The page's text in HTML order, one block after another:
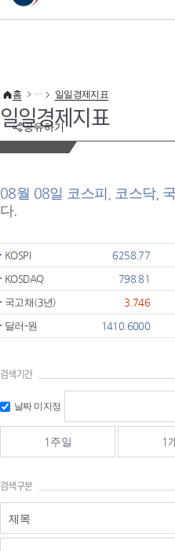
이 누리집은 대한민국 공식 전자정부 누리집
공유하기
홈 일일경제지표
일일경제지표
08월 08일 코스피, 코스닥,
다.
KOSPI 6258.77
KOSDAQ
798.81
국고채(3년)
3.746
달러-원
1410.6000
검색기간
날짜 미지정
1주일 1
검색구분
제목